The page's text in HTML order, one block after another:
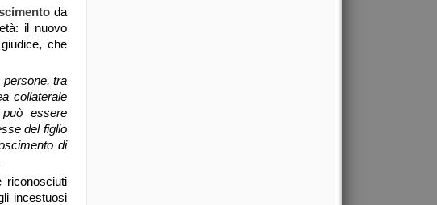
da
il nuovo
che
persone, tra
collaterale
essere
del figlio
di
riconosciuti
incestuosi